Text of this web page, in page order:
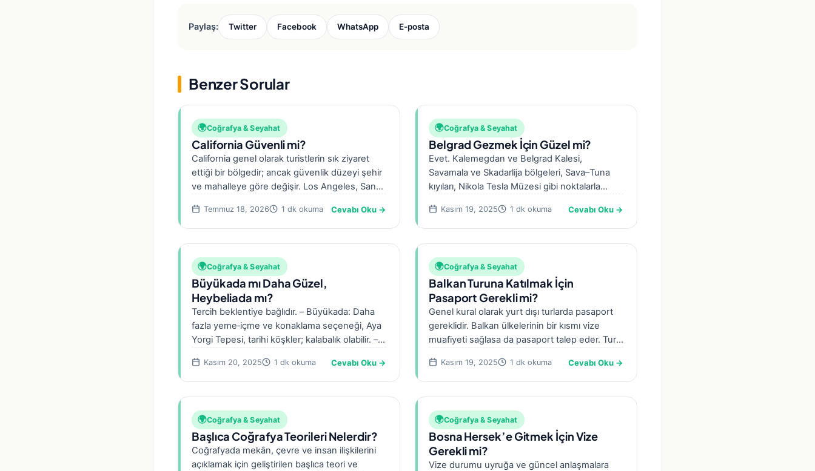
Paylaş: Twitter Facebook WhatsApp E-posta
Benzer Sorular
🌍Coğrafya & Seyahat
California Güvenli mi?
California genel olarak turistlerin sık ziyaret
ettiği bir bölgedir; ancak güvenlik düzeyi şehir
ve mahalleye göre değişir. Los Angeles, San
Temmuz 18, 2026 1 dk okuma Cevabı Oku →
🌍Coğrafya & Seyahat
Belgrad Gezmek İçin Güzel mi?
Evet. Kalemegdan ve Belgrad Kalesi,
Savamala ve Skadarlija bölgeleri, Sava–Tuna
kıyıları, Nikola Tesla Müzesi gibi noktalarla
Kasım 19, 2025 1 dk okuma Cevabı Oku →
🌍Coğrafya & Seyahat
Büyükada mı Daha Güzel,
Heybeliada mı?
Tercih beklentiye bağlıdır. – Büyükada: Daha
fazla yeme‑içme ve konaklama seçeneği, Aya
Yorgi Tepesi, tarihi köşkler; kalabalık olabilir. –
Kasım 20, 2025 1 dk okuma Cevabı Oku →
🌍Coğrafya & Seyahat
Balkan Turuna Katılmak İçin
Pasaport Gerekli mi?
Genel kural olarak yurt dışı turlarda pasaport
gereklidir. Balkan ülkelerinin bir kısmı vize
muafiyeti sağlasa da pasaport talep eder. Tur
Kasım 19, 2025 1 dk okuma Cevabı Oku →
🌍Coğrafya & Seyahat
Başlıca Coğrafya Teorileri Nelerdir?
Coğrafyada mekân, çevre ve insan ilişkilerini
açıklamak için geliştirilen başlıca teori ve
🌍Coğrafya & Seyahat
Bosna Hersek’e Gitmek İçin Vize
Gerekli mi?
Vize durumu uyruğa ve güncel anlaşmalara